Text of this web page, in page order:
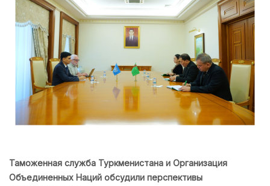
Таможенная служба Туркменистана и Организация
Объединенных Наций обсудили перспективы